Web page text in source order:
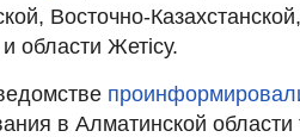
Восточно-
области Жетісу.
в Алматинской